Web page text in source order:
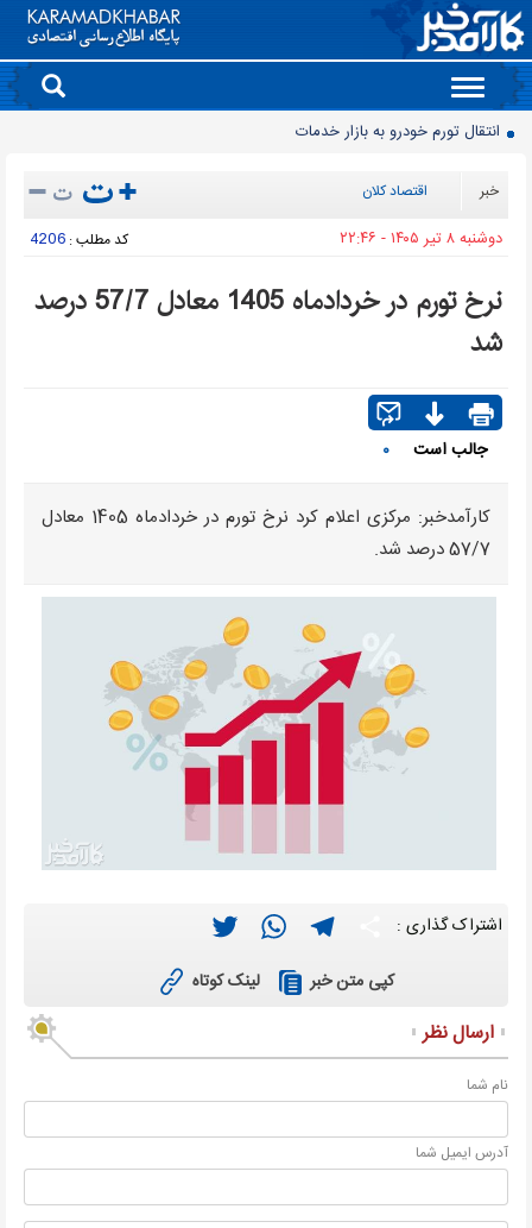
Toggle
navigation
انتقال تورم خودرو به بازار خدمات
روز سبز بورس
معمای قیمت سکه امامی و بهار آزادی در دادگاه خانواده
حذف و بازگشت دوباره تلگرام به فروشگاه برنامه اپل
موتورسیکلت‌های برقی مشتری ندارند/ کمبود زیرساخت یا بی‌میلی مردم؟
سدهای مهم کشور چقدر آب دارند؟
جمعیت ایران از ۸۷ میلیون نفر عبور کرد
قیمت برق تابستانی به اوج زمستانی رسید
خبر اقتصاد کلان
دوشنبه ۸ تير ۱۴۰۵ - ۲۲:۴۶ کد مطلب : 4206
نرخ تورم در خرداد‌ماه 1405 معادل 57/7 درصد
شد
جالب است ۰
کارآمدخبر: مرکزی اعلام کرد نرخ تورم در خرداد‌ماه 1405 معادل
57/7 درصد شد.
اشتراک گذاری : Twitter
WhatsAppTelegram
کپی متن خبر لینک کوتاه
ارسال نظر
نام شما
آدرس ايميل شما